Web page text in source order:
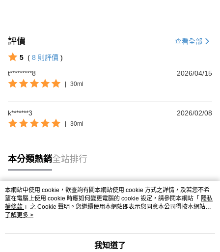
評價 查看全部
5 ( 8 則評價 )
t*********8
2026/04/15
| 30ml
k*******3 2026/02/08
| 30ml
本分類熱銷全站排行
熱門標籤
本網站中使用 cookie，欲查詢有關本網站使用 cookie 方式之詳情，及若您不希
望在電腦上使用 cookie 時應如何變更電腦的 cookie 設定，請參閱本網站「 隱私
權條款 」之 Cookie 聲明。您繼續使用本網站即表示您同意本公司得按本網站使
用條款之 Cookie 聲明使用 cookie。
了解更多 >
我知道了